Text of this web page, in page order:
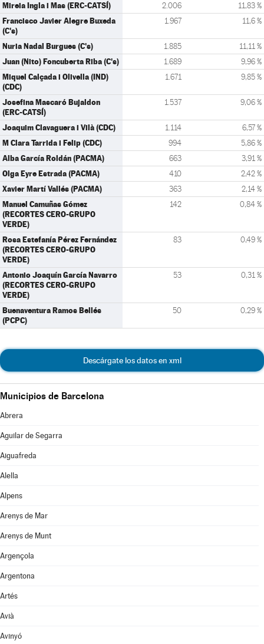
Mireia Ingla i Mas (ERC-CATSÍ) 2.006 11,83 %
Francisco Javier Alegre Buxeda
(C's)
1.967 11,6 %
Nuria Nadal Burgues (C's) 1.885 11,11 %
Juan (Nito) Foncuberta Riba (C's) 1.689 9,96 %
Miquel Calçada i Olivella (IND)
(CDC)
1.671 9,85 %
Josefina Mascaró Bujaldon
(ERC-CATSÍ)
1.537 9,06 %
Joaquim Clavaguera i Vilà (CDC) 1.114 6,57 %
M Clara Tarrida i Felip (CDC) 994 5,86 %
Alba García Roldán (PACMA) 663 3,91 %
Olga Eyre Estrada (PACMA) 410 2,42 %
Xavier Martí Vallés (PACMA) 363 2,14 %
Manuel Camuñas Gómez
(RECORTES CERO-GRUPO
VERDE)
142 0,84 %
Rosa Estefanía Pérez Fernández
(RECORTES CERO-GRUPO
VERDE)
83 0,49 %
Antonio Joaquín García Navarro
(RECORTES CERO-GRUPO
VERDE)
53 0,31 %
Buenaventura Ramos Bellés
(PCPC)
50 0,29 %
Descárgate los datos en xml
Municipios de Barcelona
Abrera
Aguilar de Segarra
Aiguafreda
Alella
Alpens
Arenys de Mar
Arenys de Munt
Argençola
Argentona
Artés
Avià
Avinyó